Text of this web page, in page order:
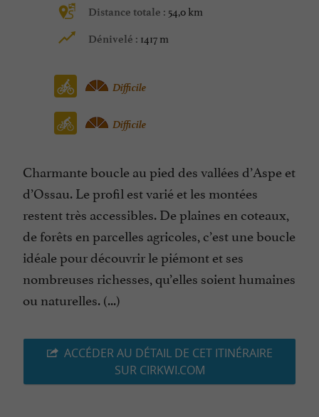
Distance totale : 54,0 km
Dénivelé : 1417 m
Difficile
Difficile
Charmante boucle au pied des vallées d’Aspe et
d’Ossau. Le profil est varié et les montées
restent très accessibles. De plaines en coteaux,
de forêts en parcelles agricoles, c’est une boucle
idéale pour découvrir le piémont et ses
nombreuses richesses, qu’elles soient humaines
ou naturelles. (...)
ACCÉDER AU DÉTAIL DE CET ITINÉRAIRE
SUR CIRKWI.COM